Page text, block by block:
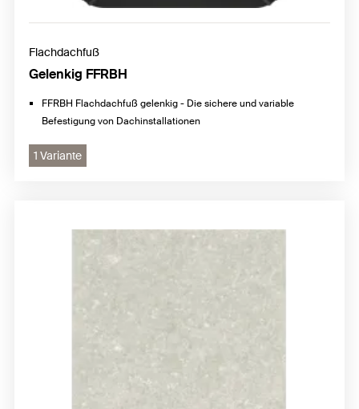
Flachdachfuß
Gelenkig FFRBH
FFRBH Flachdachfuß gelenkig - Die sichere und variable
Befestigung von Dachinstallationen
1 Variante